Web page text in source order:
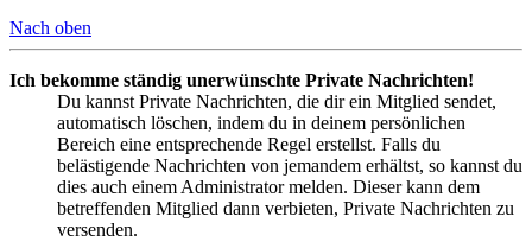
Nach oben
Ich bekomme ständig unerwünschte Private Nachrichten!
Du kannst Private Nachrichten, die dir ein Mitglied sendet,
automatisch löschen, indem du in deinem persönlichen
Bereich eine entsprechende Regel erstellst. Falls du
belästigende Nachrichten von jemandem erhältst, so kannst du
dies auch einem Administrator melden. Dieser kann dem
betreffenden Mitglied dann verbieten, Private Nachrichten zu
versenden.